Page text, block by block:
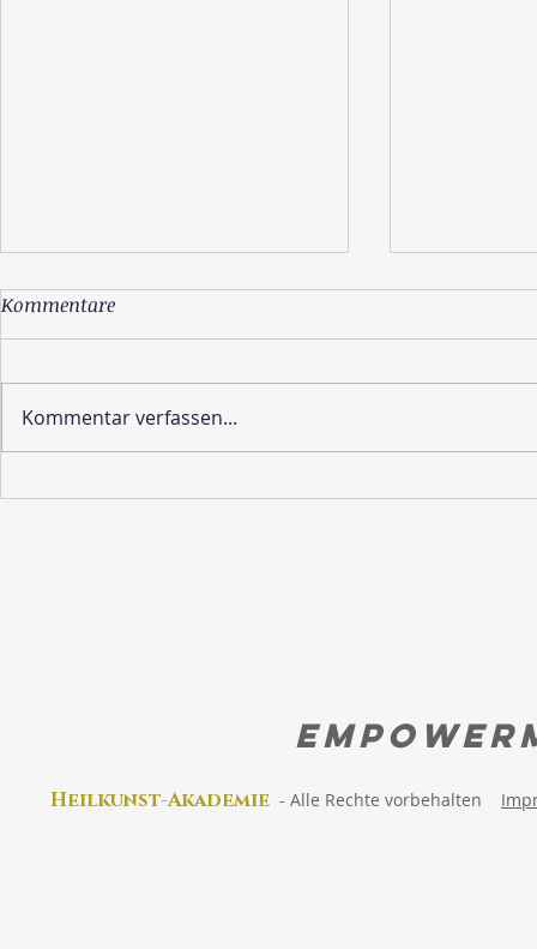
Kommentare
Kommentar verfassen...
Heilkunst-Akademie - Alle Rechte vorbehalten